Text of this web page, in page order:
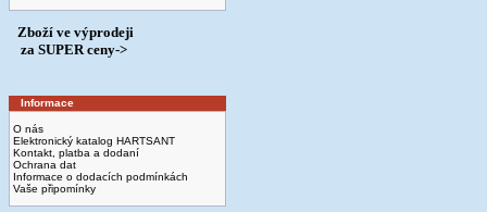
Zboží ve výprodeji
­ za SUPER ceny->
Informace
O nás
Elektronický katalog HARTSANT
Kontakt, platba a dodaní
Ochrana dat
Informace o dodacích podmínkách
Vaše připomínky